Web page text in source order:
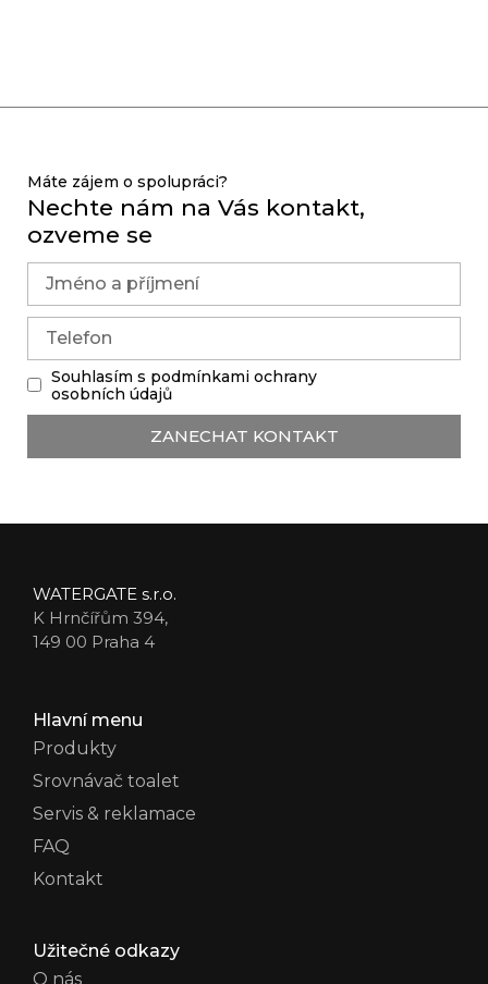
Máte zájem o spolupráci?
Nechte nám na Vás kontakt,
ozveme se
Souhlasím s podmínkami ochrany
osobních údajů
ZANECHAT KONTAKT
WATERGATE s.r.o.
K Hrnčířům 394,
149 00 Praha 4
Hlavní menu
Produkty
Srovnávač toalet
Servis & reklamace
FAQ
Kontakt
Užitečné odkazy
O nás